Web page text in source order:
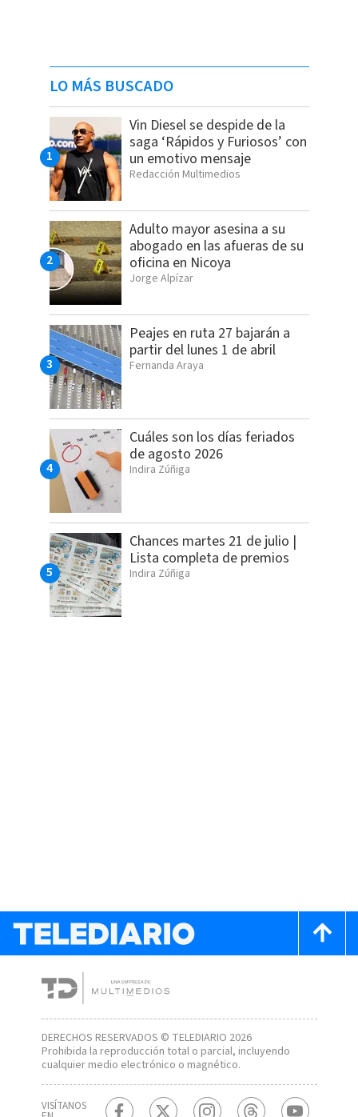
LO MÁS BUSCADO
Vin Diesel se despide de la
saga ‘Rápidos y Furiosos’ con
un emotivo mensaje
Redacción Multimedios
Adulto mayor asesina a su
abogado en las afueras de su
oficina en Nicoya
Jorge Alpízar
Peajes en ruta 27 bajarán a
partir del lunes 1 de abril
Fernanda Araya
Cuáles son los días feriados
de agosto 2026
Indira Zúñiga
Chances martes 21 de julio |
Lista completa de premios
Indira Zúñiga
DERECHOS RESERVADOS © TELEDIARIO 2026
Prohibida la reproducción total o parcial, incluyendo
cualquier medio electrónico o magnético.
VISÍTANOS